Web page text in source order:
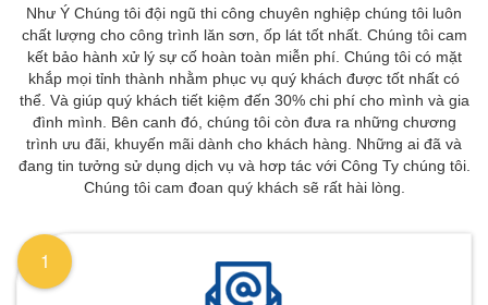
Như Ý Chúng tôi đội ngũ thi công chuyên nghiệp chúng tôi luôn
chất lượng cho công trình lăn sơn, ốp lát tốt nhất. Chúng tôi cam
kết bảo hành xử lý sự cố hoàn toàn miễn phí. Chúng tôi có mặt
khắp mọi tỉnh thành nhằm phục vụ quý khách được tốt nhất có
thể. Và giúp quý khách tiết kiệm đến 30% chi phí cho mình và gia
đình mình. Bên canh đó, chúng tôi còn đưa ra những chương
trình ưu đãi, khuyến mãi dành cho khách hàng. Những ai đã và
đang tin tưởng sử dụng dịch vụ và hơp tác với Công Ty chúng tôi.
Chúng tôi cam đoan quý khách sẽ rất hài lòng.
1